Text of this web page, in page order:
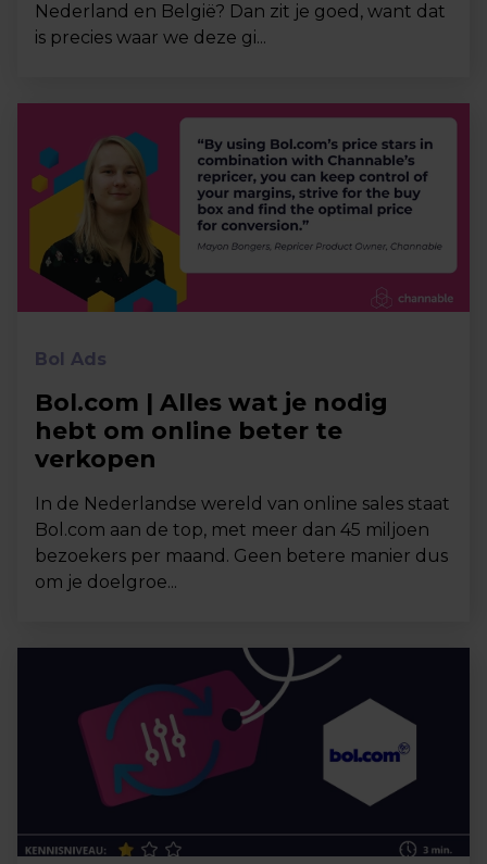
Nederland en België? Dan zit je goed, want dat
is precies waar we deze gi...
Bol Ads
Bol.com | Alles wat je nodig
hebt om online beter te
verkopen
In de Nederlandse wereld van online sales staat
Bol.com aan de top, met meer dan 45 miljoen
bezoekers per maand. Geen betere manier dus
om je doelgroe...